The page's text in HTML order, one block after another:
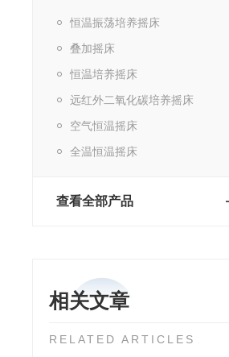
恒温振荡培养摇床
叠加摇床
恒温培养摇床
远红外二氧化碳培养摇床
空气恒温摇床
全温恒温摇床
查看全部产品
相关文章
RELATED ARTICLES